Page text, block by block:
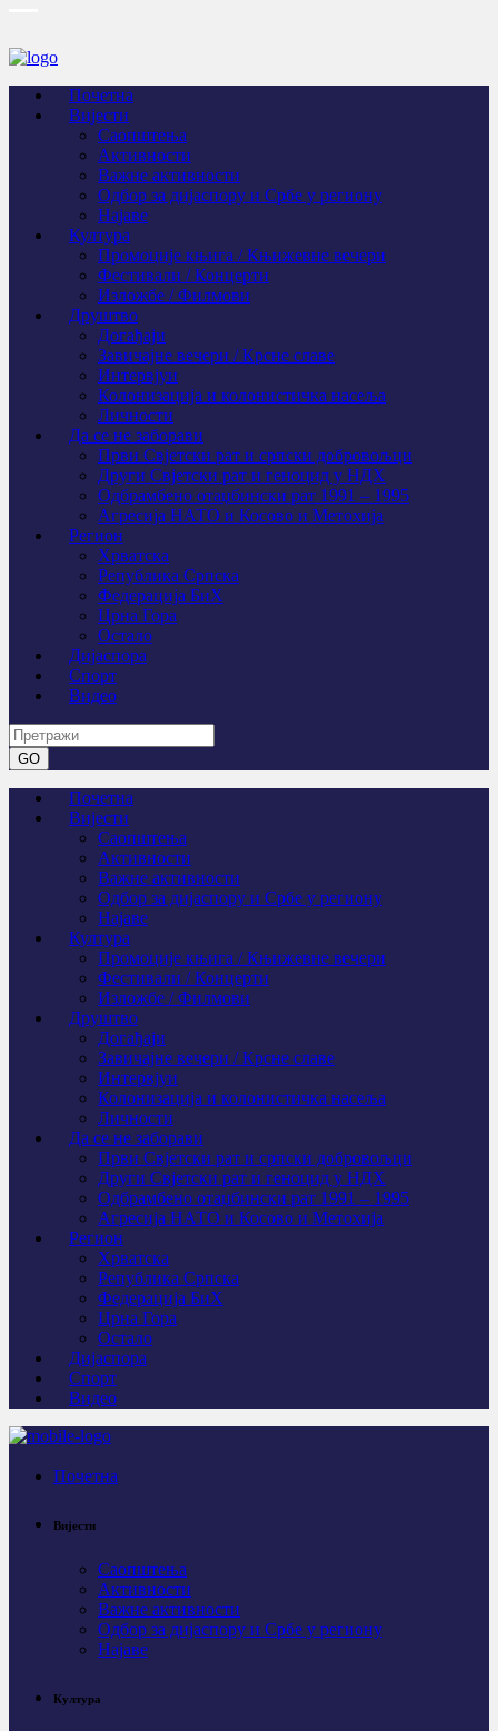
Почетна
Вијести
Саопштења
Активности
Важне активности
Одбор за дијаспору и Србе у региону
Најаве
Култура
Промоције књига / Књижевне вечери
Фестивали / Концерти
Изложбе / Филмови
Друштво
Догађаји
Завичајне вечери / Крсне славе
Интервјуи
Колонизација и колонистичка насеља
Личности
Да се не заборави
Први Свјeтски рат и српски добровољци
Други Свјетски рат и геноцид у НДХ
Одбрамбено отаџбински рат 1991 – 1995
Агресија НАТО и Косово и Метохија
Регион
Хрватска
Република Српска
Федерација БиХ
Црна Гора
Остало
Дијаспора
Спорт
Видео
Почетна
Вијести
Саопштења
Активности
Важне активности
Одбор за дијаспору и Србе у региону
Најаве
Култура
Промоције књига / Књижевне вечери
Фестивали / Концерти
Изложбе / Филмови
Друштво
Догађаји
Завичајне вечери / Крсне славе
Интервјуи
Колонизација и колонистичка насеља
Личности
Да се не заборави
Први Свјeтски рат и српски добровољци
Други Свјетски рат и геноцид у НДХ
Одбрамбено отаџбински рат 1991 – 1995
Агресија НАТО и Косово и Метохија
Регион
Хрватска
Република Српска
Федерација БиХ
Црна Гора
Остало
Дијаспора
Спорт
Видео
Почетна
Вијести
Саопштења
Активности
Важне активности
Одбор за дијаспору и Србе у региону
Најаве
Култура